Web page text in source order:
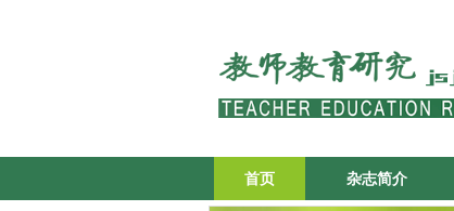
首页 杂志简介